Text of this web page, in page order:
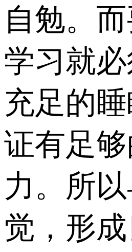
自勉。
学习就
充足的
证有足
力。所
觉，形